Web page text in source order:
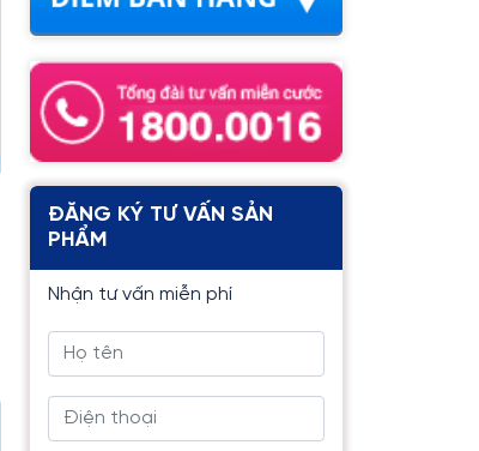
ĐĂNG KÝ TƯ VẤN SẢN
PHẨM
Nhận tư vấn miễn phí